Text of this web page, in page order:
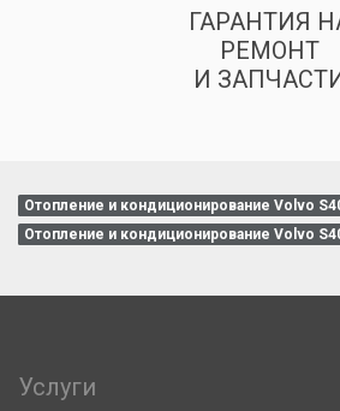
ГАРАНТИЯ
РЕМОНТ
И
Отопление и кондиционирование Volvo
Отопление и кондиционирование Volvo
Услуги